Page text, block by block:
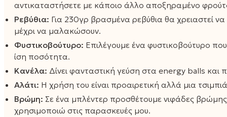
αντικαταστήσετε με κάποιο άλλο αποξηραμένο
Ρεβύθια: Για 230γρ βρασμένα ρεβύθια θα χρειαστεί
μέχρι να μαλακώσουν.
Φυστικοβούτυρο: Επιλέγουμε ένα φυστικοβούτυρο
ίση ποσότητα.
Κανέλα: Δίνει φανταστική γεύση στα energy balls
Αλάτι: Η χρήση του είναι προαιρετική αλλά μια τσιμπιά
Βρώμη: Σε ένα μπλέντερ προσθέτουμε νιφάδες
χρησιμοποιώ στις παρασκευές μου.